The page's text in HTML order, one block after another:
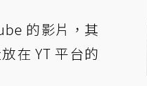
的影片，其
在 YT 平台的